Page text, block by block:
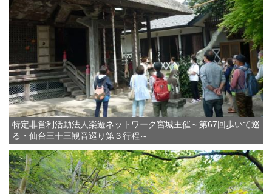
特定非営利活動法人楽遊ネットワーク宮城主催～第67回歩いて巡
る・仙台三十三観音巡り第３行程～